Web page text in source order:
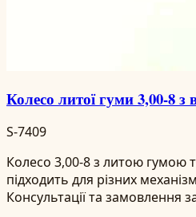
Колесо литої гуми 3,00-8
S-7409
Колесо 3,00-8 з литою гумою
підходить для різних
Консультації та замовлення